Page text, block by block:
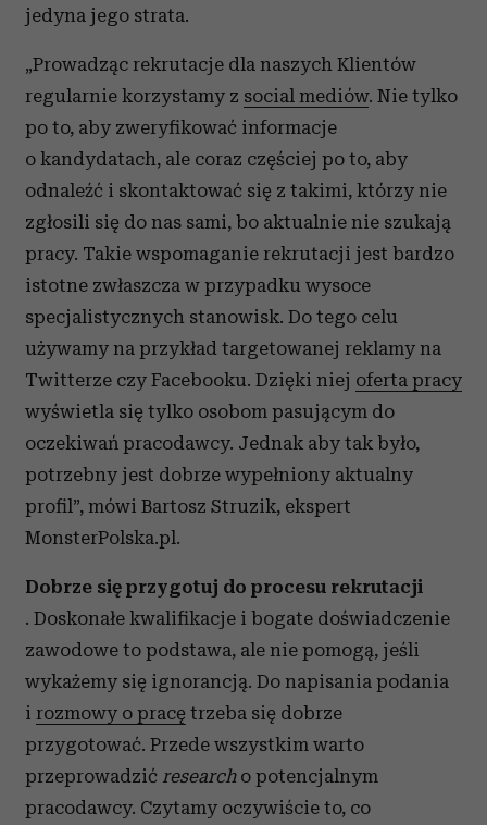
jedyna jego strata.
„Prowadząc rekrutacje dla naszych Klientów
regularnie korzystamy z social mediów. Nie tylko
po to, aby zweryfikować informacje
o kandydatach, ale coraz częściej po to, aby
odnaleźć i skontaktować się z takimi, którzy nie
zgłosili się do nas sami, bo aktualnie nie szukają
pracy. Takie wspomaganie rekrutacji jest bardzo
istotne zwłaszcza w przypadku wysoce
specjalistycznych stanowisk. Do tego celu
używamy na przykład targetowanej reklamy na
Twitterze czy Facebooku. Dzięki niej oferta pracy
wyświetla się tylko osobom pasującym do
oczekiwań pracodawcy. Jednak aby tak było,
potrzebny jest dobrze wypełniony aktualny
profil”, mówi Bartosz Struzik, ekspert
MonsterPolska.pl.
Dobrze się przygotuj do procesu rekrutacji
. Doskonałe kwalifikacje i bogate doświadczenie
zawodowe to podstawa, ale nie pomogą, jeśli
wykażemy się ignorancją. Do napisania podania
i rozmowy o pracę trzeba się dobrze
przygotować. Przede wszystkim warto
przeprowadzić researcho potencjalnym
pracodawcy. Czytamy oczywiście to, co